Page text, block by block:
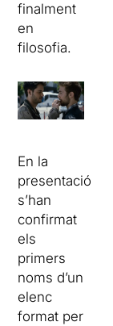
finalment
en
filosofia.
En la
presentació
s’han
confirmat
els
primers
noms d’un
elenc
format per